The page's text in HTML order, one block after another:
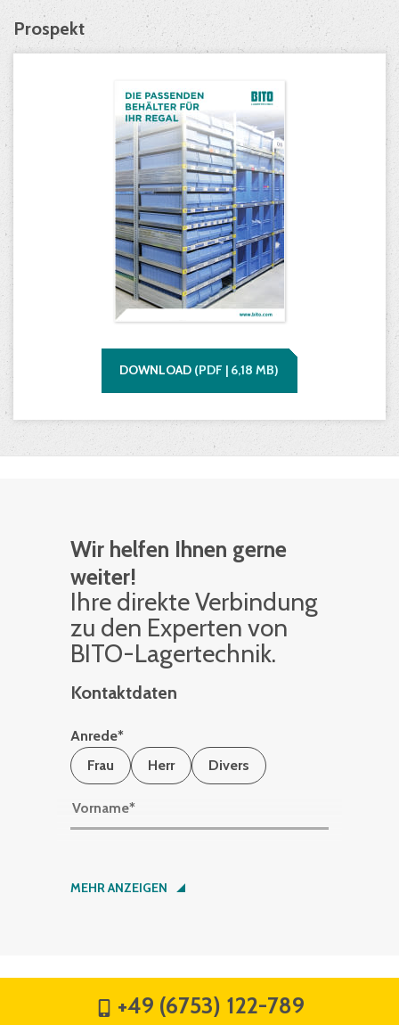
Prospekt
DOWNLOAD (PDF | 6,18 MB)
Wir helfen Ihnen gerne
weiter!
Ihre di­rek­te Ver­bin­dung
zu den Ex­per­ten von
BITO-La­ger­tech­nik.
Kontaktdaten
Anrede*
Frau
Herr Divers
Vorname*
Nachname*
MEHR ANZEIGEN
+49 (6753) 122-789